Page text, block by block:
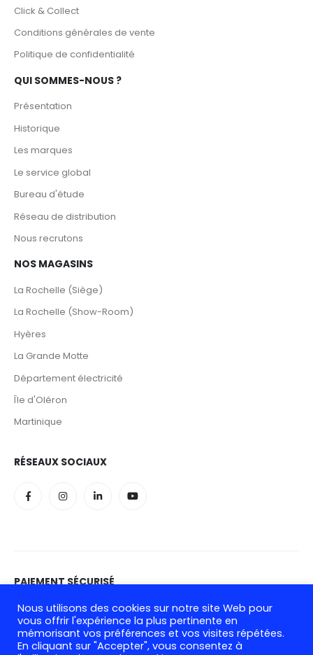
Click & Collect
Conditions générales de vente
Politique de confidentialité
QUI SOMMES-NOUS ?
Présentation
Historique
Les marques
Le service global
Bureau d'étude
Réseau de distribution
Nous recrutons
NOS MAGASINS
La Rochelle (Siège)
La Rochelle (Show-Room)
Hyères
La Grande Motte
Département électricité
Île d'Oléron
Martinique
RÉSEAUX SOCIAUX
PAIEMENT SÉCURISÉ
Nous utilisons des cookies sur notre site Web pour
vous offrir l'expérience la plus pertinente en
mémorisant vos préférences et vos visites répétées.
En cliquant sur "Accepter", vous consentez à